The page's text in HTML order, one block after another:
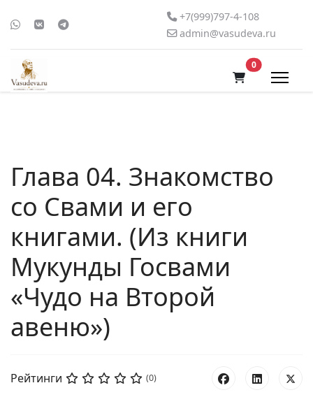
+7(999)797-4-108
admin@vasudeva.ru
0В корзину
Глава 04. Знакомство
со Свами и его
книгами. (Из книги
Мукунды Госвами
«Чудо на Второй
авеню»)
Рейтинги (0)